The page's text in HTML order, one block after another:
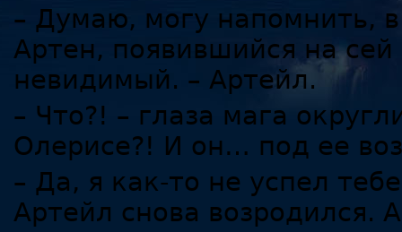
– Думаю, могу напомнить,
Артен, появившийся на
невидимый. – Артейл.
– Что?! – глаза мага
Олерисе?! И он… под ее
– Да, я как-то не успел
Артейл снова возродился.